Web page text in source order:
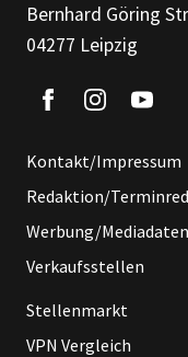
Bernhard Göring
04277 Leipzig
Kontakt/Impressum
Redaktion/
Werbung/Mediadaten
Verkaufsstellen
Stellenmarkt
VPN Vergleich